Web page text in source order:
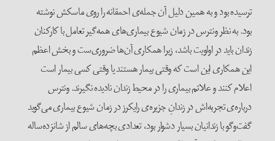
ترسیده بود و به همین دلیل آن جمله‌ی احمقانه را روی ماسکش نوشته
بود. به نظر ونترس در زمان شیوع بیماری‌های همه‌گیر تعامل با کارکنان
زندان باید در اولویت باشد، زیرا همکاری آن‌ها ضروری‌ست و بخش اعظم
این همکاری این است که وقتی بیمار هستند یا وقتی کسی بیمار است
اعلام کنند و علائم بیماری را در محیط زندان نادیده نگیرند. ونترس
درباره‌ی تجربه‌اش در زندانِ جزیره‌ی رایکرز در زمان شیوع بیماری می‌گوید
گفت‌وگو با زندانیان بسیار دشوار بود، تعدادی بچه‌های سالم از شانزده‌ساله